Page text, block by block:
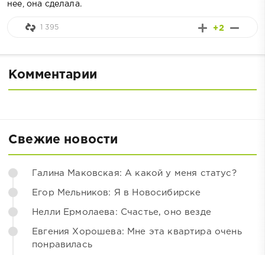
нее, она сделала.
+2
1 395
Комментарии
Свежие новости
Галина Маковская: А какой у меня статус?
Егор Мельников: Я в Новосибирске
Нелли Ермолаева: Счастье, оно везде
Евгения Хорошева: Мне эта квартира очень
понравилась